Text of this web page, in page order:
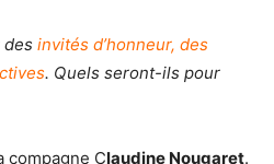
des invités d’honneur, des
. Quels seront-ils pour
compagne Claudine Nougaret.